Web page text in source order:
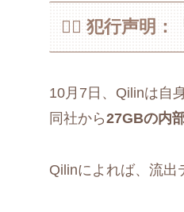
🕵️‍♂️ 犯行声明：
10月7日、Qilinは自
同社から27GBの内
Qilinによれば、流出